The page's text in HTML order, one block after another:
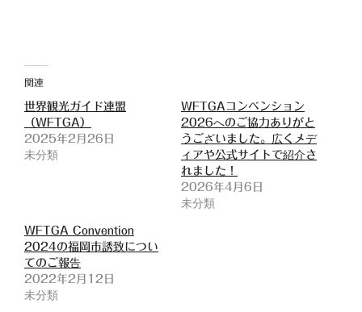
関連
世界観光ガイド連盟
（WFTGA）
2025年2月26日
未分類
WFTGAコンベンション
2026へのご協力ありがと
うございました。広くメデ
ィアや公式サイトで紹介さ
れました！
2026年4月6日
未分類
WFTGA Convention
2024の福岡市誘致につい
てのご報告
2022年2月12日
未分類